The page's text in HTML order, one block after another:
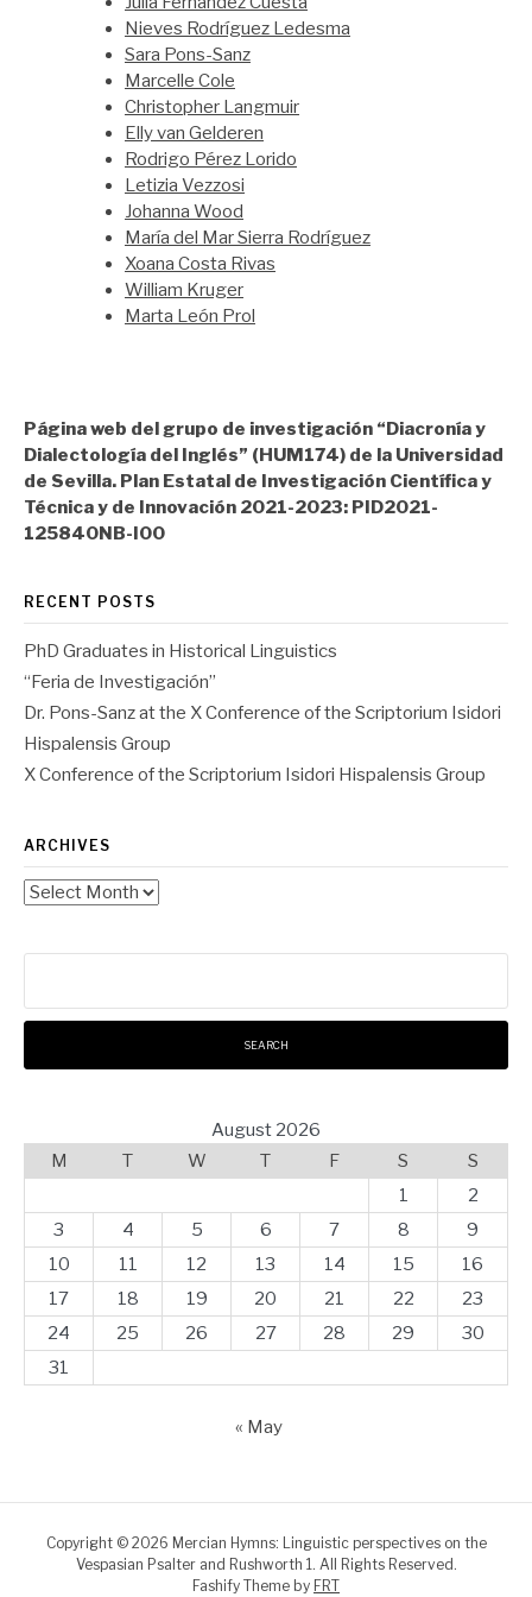
Nieves Rodríguez Ledesma
Sara Pons-Sanz
Marcelle Cole
Christopher Langmuir
Elly van Gelderen
Rodrigo Pérez Lorido
Letizia Vezzosi
Johanna Wood
María del Mar Sierra Rodríguez
Xoana Costa Rivas
William Kruger
Marta León Prol
Página web del grupo de investigación “Diacronía y
Dialectología del Inglés” (HUM174) de la Universidad
de Sevilla. Plan Estatal de Investigación Científica y
Técnica y de Innovación 2021-2023: PID2021-
125840NB-I00
RECENT POSTS
PhD Graduates in Historical Linguistics
“Feria de Investigación”
Dr. Pons-Sanz at the X Conference of the Scriptorium Isidori
Hispalensis Group
X Conference of the Scriptorium Isidori Hispalensis Group
ARCHIVES
Archives
August 2026
M
T W T F S
S
1
2
3
4 5 6 7 8
9
10
11 12 13 14 15
16
17
18 19 20 21 22
23
24
25 26 27 28 29
30
31
« May
Copyright © 2026 Mercian Hymns: Linguistic perspectives on the
Vespasian Psalter and Rushworth 1. All Rights Reserved.
Fashify Theme by FRT